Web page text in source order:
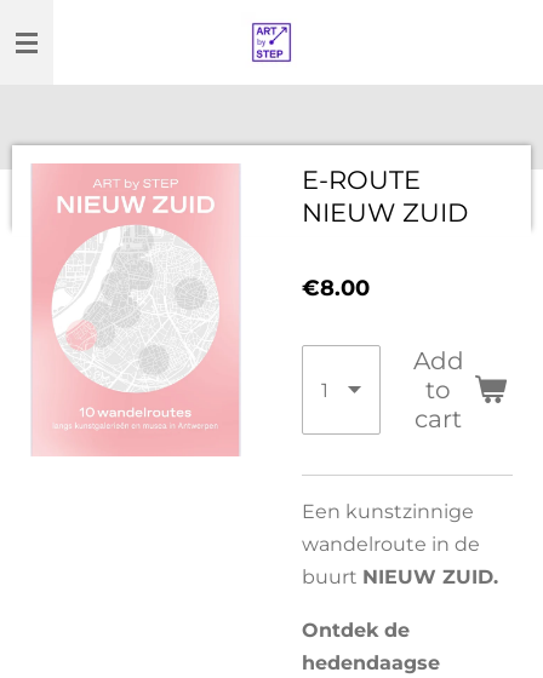
to
main
E-ROUTE
NIEUW ZUID
€8.00
Add
to
cart
Een kunstzinnige
wandelroute in de
buurt NIEUW ZUID.
Ontdek de
hedendaagse